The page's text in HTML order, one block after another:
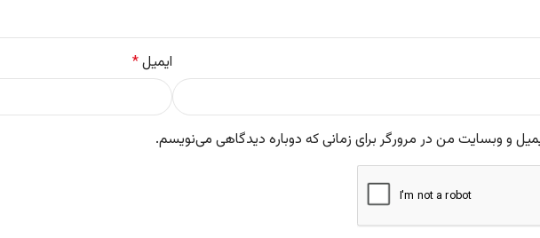
ایمیل*
و وبسایت من در مرورگر برای زمانی که دوباره دیدگاهی می‌نویسم.